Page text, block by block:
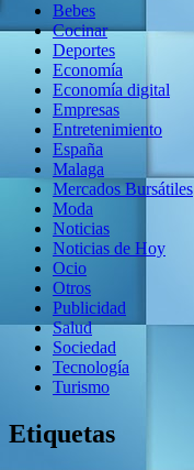
Bebes
Cocinar
Deportes
Economía
Economía digital
Empresas
Entretenimiento
España
Malaga
Mercados Bursátiles
Moda
Noticias
Noticias de Hoy
Ocio
Otros
Publicidad
Salud
Sociedad
Tecnología
Turismo
Etiquetas